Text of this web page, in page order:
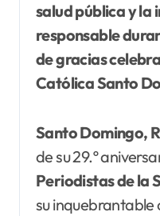
salud pública y la
responsable
de gracias
Católica Santo
Santo Domingo,
de su 29.º
Periodistas de la
su inquebrantable